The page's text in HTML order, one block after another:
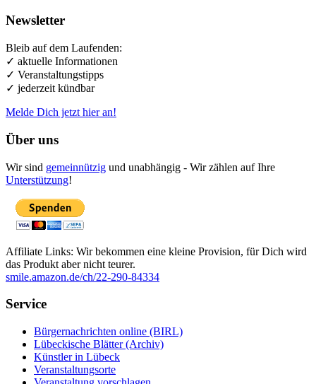
Newsletter
Bleib auf dem Laufenden:
✓ aktuelle Informationen
✓ Veranstaltungstipps
✓ jederzeit kündbar
Melde Dich jetzt hier an!
Über uns
Wir sind gemeinnützig und unabhängig - Wir zählen auf Ihre
Unterstützung!
Affiliate Links: Wir bekommen eine kleine Provision, für Dich wird
das Produkt aber nicht teurer.
smile.amazon.de/ch/22-290-84334
Service
Bürgernachrichten online (BIRL)
Lübeckische Blätter (Archiv)
Künstler in Lübeck
Veranstaltungsorte